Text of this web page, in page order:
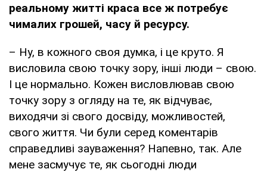
реальному житті краса все ж потребує
чималих грошей, часу й ресурсу.
– Ну, в кожного своя думка, і це круто. Я
висловила свою точку зору, інші люди – свою.
І це нормально. Кожен висловлював свою
точку зору з огляду на те, як відчуває,
виходячи зі свого досвіду, можливостей,
свого життя. Чи були серед коментарів
справедливі зауваження? Напевно, так. Але
мене засмучує те, як сьогодні люди